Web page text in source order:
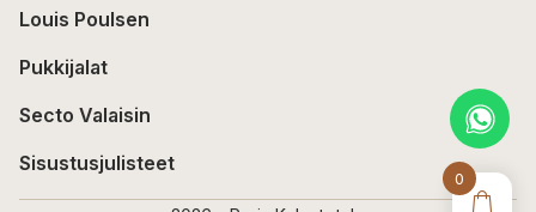
0
Louis Poulsen
Pukkijalat
Secto Valaisin
Sisustusjulisteet